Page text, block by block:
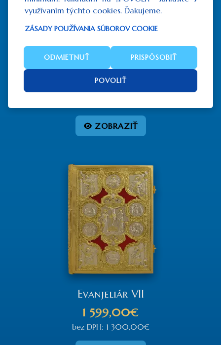
Evanjeliár IX
1 537,50€
ZOBRAZIŤ
Evanjeliár VII
1 599,00€
bez DPH: 1 300,00€
využívaním týchto cookies. Ďakujeme.
ZÁSADY POUŽÍVANIA SÚBOROV COOKIE
ODMIETNUŤ PRISPÔSOBIŤ
POVOLIŤ